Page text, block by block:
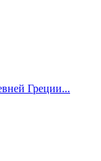
Греции...